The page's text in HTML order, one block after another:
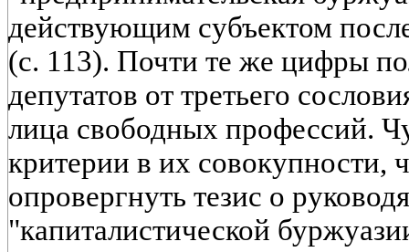
действующим субъектом
(с. 113). Почти те же цифры
депутатов от третьего
лица свободных профессий.
критерии в их совокупности,
опровергнуть тезис о
"капиталистической